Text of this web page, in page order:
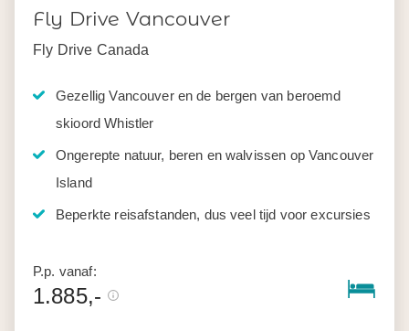
Fly Drive Vancouver
Fly Drive Canada
Gezellig Vancouver en de bergen van beroemd
skioord Whistler
Ongerepte natuur, beren en walvissen op Vancouver
Island
Beperkte reisafstanden, dus veel tijd voor excursies
P.p. vanaf:
1.885,-